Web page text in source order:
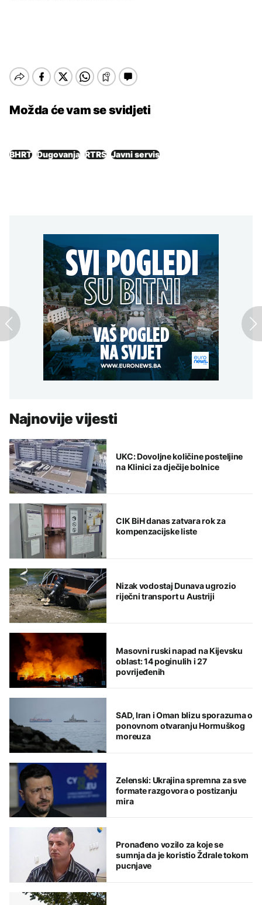
Možda će vam se svidjeti
BHRT Dugovanja RTRS Javni servis
Najnovije vijesti
UKC: Dovoljne količine posteljine
na Klinici za dječije bolnice
CIK BiH danas zatvara rok za
kompenzacijske liste
Nizak vodostaj Dunava ugrozio
riječni transport u Austriji
Masovni ruski napad na Kijevsku
oblast: 14 poginulih i 27
povrijeđenih
SAD, Iran i Oman blizu sporazuma o
ponovnom otvaranju Hormuškog
moreuza
Zelenski: Ukrajina spremna za sve
formate razgovora o postizanju
mira
Pronađeno vozilo za koje se
sumnja da je koristio Ždrale tokom
pucnjave